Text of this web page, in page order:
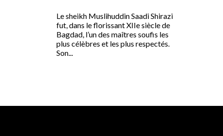
Le sheikh Muslihuddin Saadi Shirazi
fut, dans le florissant XIIe siècle de
Bagdad, l’un des maîtres soufis les
plus célèbres et les plus respectés.
Son...